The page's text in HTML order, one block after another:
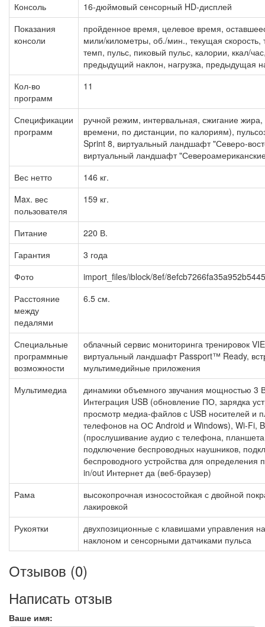
Консоль
16-дюймовый сенсорный HD-дисплей
Показания
консоли
пройденное время, целевое время,
мили/километры, об./мин., текущая скорость,
темп, пульс, пиковый пульс, калории, ккал/
предыдущий наклон, нагрузка, предыдущая
Кол-во
программ
11
Спецификации
программ
ручной режим, интервальная, сжигание
времени, по дистанции, по калориям),
Sprint 8, виртуальный ландшафт "Северо-
виртуальный ландшафт
Вес нетто
146 кг.
Max. вес
пользователя
159 кг.
Питание
220 В.
Гарантия
3 года
Фото
import_files/iblock/8ef/
Расстояние
между
педалями
6.5 см.
Специальные
программные
возможности
облачный сервис мониторинга тренировок
виртуальный ландшафт Passport™ Ready,
мультимедийные приложения
Мультимедиа
динамики объемного звучания мощностью 3
Интеграция USB (обновление ПО, зарядка
просмотр медиа-файлов с USB носителей и
телефонов на ОС Android и Windows), Wi-Fi,
(прослушивание аудио с телефона,
подключение беспроводных наушников,
беспроводного устройства для определения
in/out Интернет да (веб-браузер)
Рама
высокопрочная износостойкая с двойной
лакировкой
Рукоятки
двухпозиционные с клавишами управления
наклоном и сенсорными датчиками пульса
Отзывов (0)
Написать отзыв
Ваше имя: